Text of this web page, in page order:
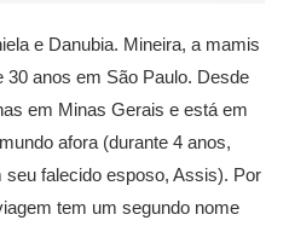
e Danubia. Mineira, a mamis
anos em São Paulo. Desde
em Minas Gerais e está em
afora (durante 4 anos,
falecido esposo, Assis). Por
tem um segundo nome